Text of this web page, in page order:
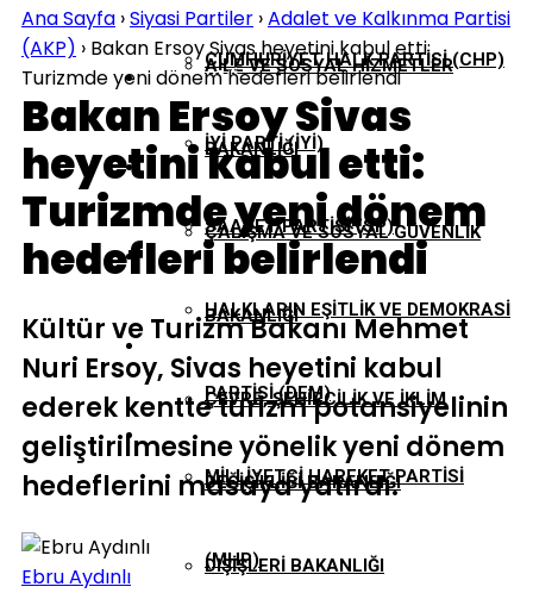
CUMHURIYET HALK PARTISI (CHP)
İYI PARTI (İYİ)
SAADET PARTISI (SP)
HALKLARIN EŞITLIK VE DEMOKRASI
PARTISI (DEM)
MILLIYETÇI HAREKET PARTISI
(MHP)
AILE VE SOSYAL HIZMETLER
BAKANLIĞI
ÇALIŞMA VE SOSYAL GÜVENLIK
BAKANLIĞI
ÇEVRE, ŞEHIRCILIK VE İKLIM
DEĞIŞIKLIĞI BAKANLIĞI
DIŞIŞLERI BAKANLIĞI
EKONOMI
GÜNDEM
TBMM
YEREL YÖNETIMLER
Ana Sayfa ›Siyasi Partiler ›Adalet ve Kalkınma Partisi
(AKP) › Bakan Ersoy Sivas heyetini kabul etti:
Turizmde yeni dönem hedefleri belirlendi
Bakan Ersoy Sivas
heyetini kabul etti:
Turizmde yeni dönem
hedefleri belirlendi
Kültür ve Turizm Bakanı Mehmet
Nuri Ersoy, Sivas heyetini kabul
ederek kentte turizm potansiyelinin
geliştirilmesine yönelik yeni dönem
hedeflerini masaya yatırdı.
Ebru Aydınlı